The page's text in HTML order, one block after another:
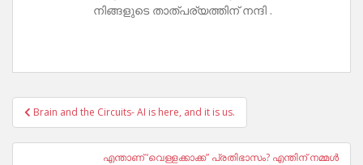
നിങ്ങളുടെ താത്പര്യത്തിന് നന്ദി .
Post
navigation
Brain and the Circuits- AI is here, and it is us.
എന്താണ് ‘വെള്ളക്കാക്ക” പ്രതിഭാസം? എന്തിന് നമ്മൾ